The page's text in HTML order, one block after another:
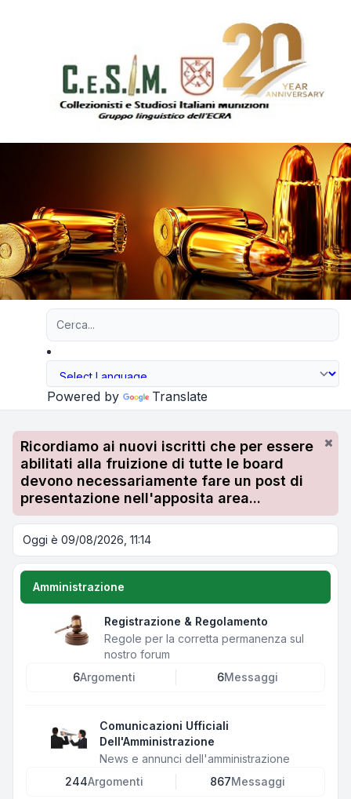
Powered by Translate
Ricordiamo ai nuovi iscritti che per essere
abilitati alla fruizione di tutte le board
devono necessariamente fare un post di
presentazione nell'apposita area...
Oggi è 09/08/2026, 11:14
Amministrazione
Registrazione & Regolamento
Regole per la corretta permanenza sul
nostro forum
6Argomenti 6Messaggi
Comunicazioni Ufficiali
Dell'Amministrazione
News e annunci dell'amministrazione
244Argomenti 867Messaggi